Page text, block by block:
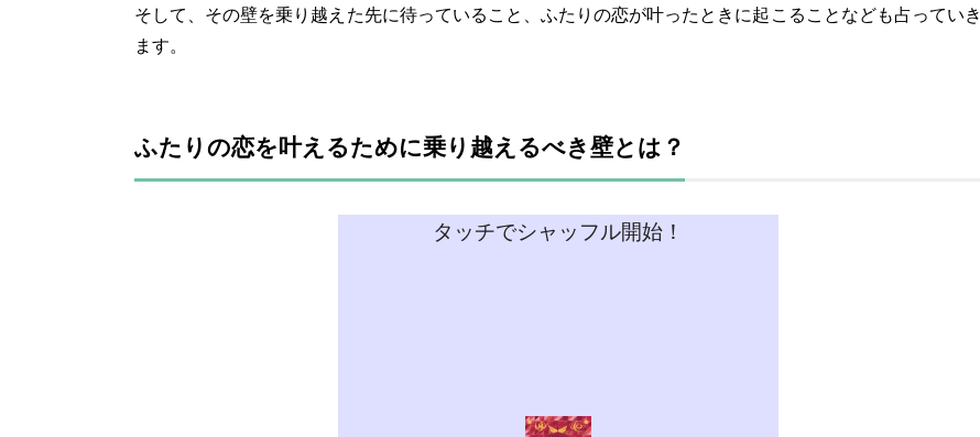
そして、その壁を乗り越えた先に待っていること、ふたりの恋が叶ったときに起こることなども占っていき
ます。
ふたりの恋を叶えるために乗り越えるべき壁とは？
タッチでシャッフル開始！